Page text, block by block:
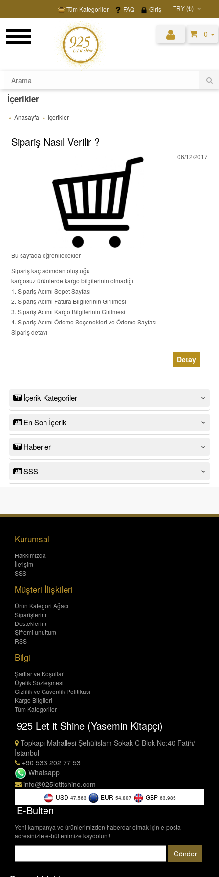
TRY (₺)
EUR (€)
Tüm Kategoriler FAQ Giriş
- 0
İçerikler
Anasayfa İçerikler
Sipariş Nasıl Verilir ?
06/12/2017
Bu sayfada öğrenilecekler
Sipariş kaç adımdan oluştuğu
kargosuz ürünlerde kargo bilgilerinin olmadığı
1. Sipariş Adımı Sepet Sayfası
2. Sipariş Adımı Fatura Bilgilerinin Girilmesi
3. Sipariş Adımı Kargo Bilgilerinin Girilmesi
4. Sipariş Adımı Ödeme Seçenekleri ve Ödeme Sayfası
Sipariş detayı
Detay
İçerik Kategoriler ‹
En Son İçerik ‹
Haberler ‹
SSS ‹
Kurumsal
Hakkımızda
İletişim
SSS
Müşteri İlişkileri
Ürün Kategori Ağacı
Siparişlerim
Desteklerim
Şifremi unuttum
RSS
Bilgi
Şartlar ve Koşullar
Üyelik Sözleşmesi
Gizlilik ve Güvenlik Politikası
Kargo Bilgileri
Tüm Kategoriler
925 Let it Shine (Yasemin Kitapçı)
Topkapı Mahallesi Şehülislam Sokak C Blok No:40 Fatih/
İstanbul
+90 533 202 77 53
Whatsapp
info@925letitshine.com
USD 47.563 EUR 54.807 GBP 63.985
E-Bülten
Yeni kampanya ve ürünlerimizden haberdar olmak için e-posta
adresinizle e-bültenimize kaydolun !
Gönder